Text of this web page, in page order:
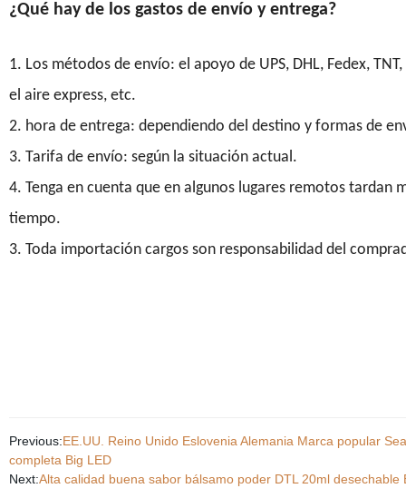
¿Qué hay de los gastos de envío y entrega?
1. Los métodos de envío: el apoyo de UPS, DHL, Fedex, TNT,
el aire express, etc.
2. hora de entrega: dependiendo del destino y formas de
3. Tarifa de envío: según la situación actual.
4. Tenga en cuenta que en algunos lugares remotos tardan
tiempo.
3. Toda importación cargos son responsabilidad del
Previous:EE.UU. Reino Unido Eslovenia Alemania Marca popular
completa Big LED
Next:Alta calidad buena sabor bálsamo poder DTL 20ml desechable